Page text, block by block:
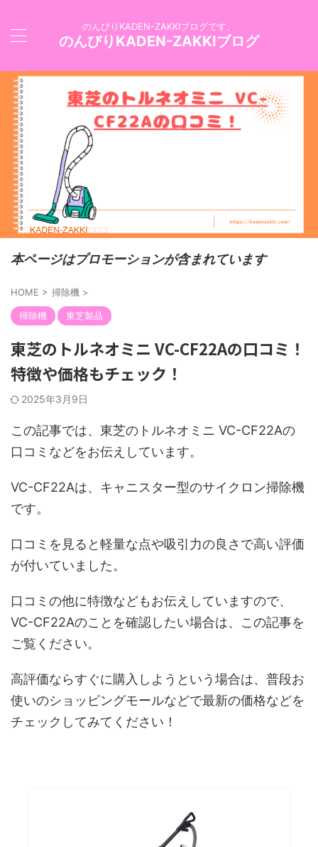
のんびりKADEN-ZAKKIブログです。
のんびりKADEN-ZAKKIブログ
本ページはプロモーションが含まれています
HOME > 掃除機 >
掃除機 東芝製品
東芝のトルネオミニ VC-CF22Aの口コミ！
特徴や価格もチェック！
2025年3月9日
この記事では、東芝のトルネオミニ VC-CF22Aの
口コミなどをお伝えしています。
VC-CF22Aは、キャニスター型のサイクロン掃除機
です。
口コミを見ると軽量な点や吸引力の良さで高い評価
が付いていました。
口コミの他に特徴などもお伝えしていますので、
VC-CF22Aのことを確認したい場合は、この記事を
ご覧ください。
高評価ならすぐに購入しようという場合は、普段お
使いのショッピングモールなどで最新の価格などを
チェックしてみてください！